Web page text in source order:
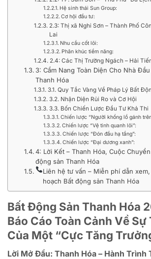
Hệ sinh thái Sun Group:
Cơ hội đầu tư:
2.3: Thị xã Nghi Sơn – Thành Phố
Lai
Nhu cầu cốt lõi:
Phân khúc tiềm năng:
2.4: Các Thị Trường Ngách – Hải
3: Cẩm Nang Toàn Diện Cho Nhà
Thanh Hóa
3.1. Quy Tắc Vàng Về Pháp Lý Bất
3.2. Nhận Diện Rủi Ro và Cơ Hội
3.3. Bốn Chiến Lược Đầu Tư Khả Thi
Chiến lược “Người khổng lồ gánh
Chiến lược “Vệ tinh quanh lõi”:
Chiến lược “Đón đầu hạ tầng”:
Chiến lược “Đại dương xanh”:
4: Lời Kết – Thanh Hóa, Cuộc
động sản Thanh Hóa
Liên hệ tư vấn – Miễn phí dẫn
hoạch Bất động sản Thanh Hóa
Bất Động Sản Thanh Hóa
Báo Cáo Toàn Cảnh Về Sự
Của Một “Cực Tăng
Lời Mở Đầu: Thanh Hóa – Hành Trình